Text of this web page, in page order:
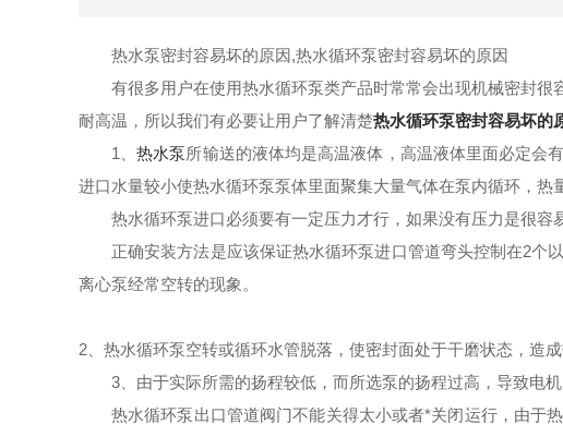
热水泵密封容易坏的原因,热水循环泵密封容易坏的原因
有很多用户在使用热水循环泵类产品时常常会出现机械密封
耐高温，所以我们有必要让用户了解清楚热水循环泵密封容易坏的
1、热水泵所输送的液体均是高温液体，高温液体里面必定会
进口水量较小使热水循环泵泵体里面聚集大量气体在泵内循环，
热水循环泵进口必须要有一定压力才行，如果没有压力是很容
正确安装方法是应该保证热水循环泵进口管道弯头控制在2个
离心泵经常空转的现象。
2、热水循环泵空转或循环水管脱落，使密封面处于干磨状态，造
3、由于实际所需的扬程较低，而所选泵的扬程过高，导致电
热水循环泵出口管道阀门不能关得太小或者*关闭运行，由于